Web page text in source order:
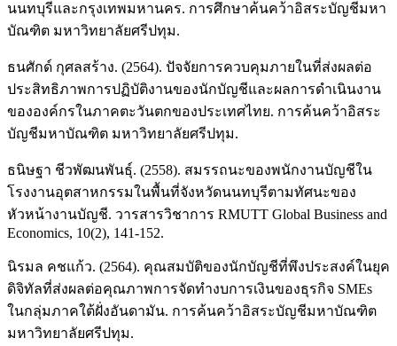
นนทบุรีและกรุงเทพมหานคร. การศึกษาค้นคว้าอิสระบัญชีมหา
บัณฑิต มหาวิทยาลัยศรีปทุม.
ธนศักด์ กุศลสร้าง. (2564). ปัจจัยการควบคุมภายในที่ส่งผลต่อ
ประสิทธิภาพการปฏิบัติงานของนักบัญชีและผลการดำเนินงาน
ขององค์กรในภาคตะวันตกของประเทศไทย. การค้นคว้าอิสระ
บัญชีมหาบัณฑิต มหาวิทยาลัยศรีปทุม.
ธนิษฐา ชีวพัฒนพันธุ์. (2558). สมรรถนะของพนักงานบัญชีใน
โรงงานอุตสาหกรรมในพื้นที่จังหวัดนนทบุรีตามทัศนะของ
หัวหน้างานบัญชี. วารสารวิชาการ RMUTT Global Business and
Economics, 10(2), 141-152.
นิรมล คชแก้ว. (2564). คุณสมบัติของนักบัญชีที่พึงประสงค์ในยุค
ดิจิทัลที่ส่งผลต่อคุณภาพการจัดทำงบการเงินของธุรกิจ SMEs
ในกลุ่มภาคใต้ฝั่งอันดามัน. การค้นคว้าอิสระบัญชีมหาบัณฑิต
มหาวิทยาลัยศรีปทุม.